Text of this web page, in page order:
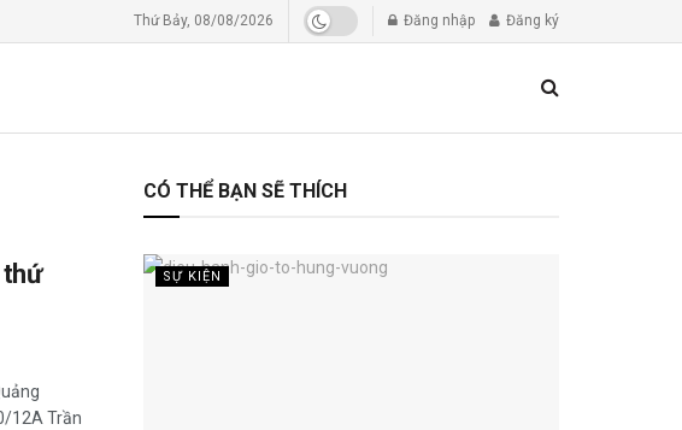
Thứ Bảy, 08/08/2026 Đăng nhập Đăng ký
thứ
12A Trần
CÓ THỂ BẠN SẼ THÍCH
SỰ KIỆN